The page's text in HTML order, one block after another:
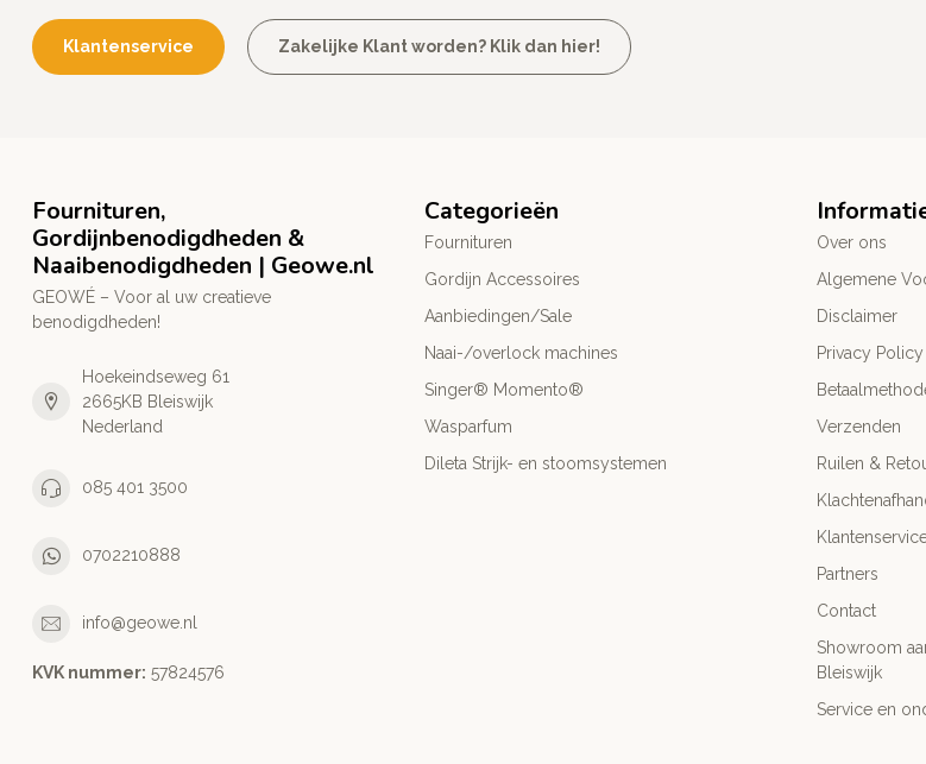
Klantenservice Zakelijke Klant worden? Klik dan hier!
Fournituren,
Gordijnbenodigdheden &
Naaibenodigdheden | Geowe.nl
GEOWÉ – Voor al uw creatieve
benodigdheden!
Hoekeindseweg 61
2665KB Bleiswijk
Nederland
085 401 3500
0702210888
info@geowe.nl
KVK nummer: ‭57824576‬
Categorieën
Fournituren
Gordijn Accessoires
Aanbiedingen/Sale
Naai-/overlock machines
Singer® Momento®
Wasparfum
Dileta Strijk- en stoomsystemen
Over ons
Algemene
Disclaimer
Privacy Policy
Verzenden
Ruilen &
Partners
Contact
Showroom
Bleiswijk
Service en